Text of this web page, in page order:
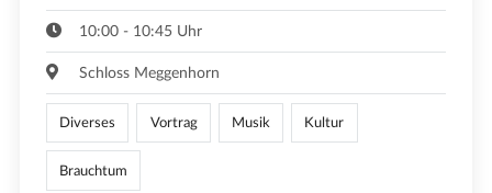
10:00 - 10:45 Uhr
Schloss Meggenhorn
Diverses Vortrag Musik Kultur
Brauchtum